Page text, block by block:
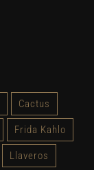
Cactus
Frida Kahlo
Llaveros